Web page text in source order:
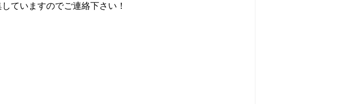
ていますのでご連絡下さい！